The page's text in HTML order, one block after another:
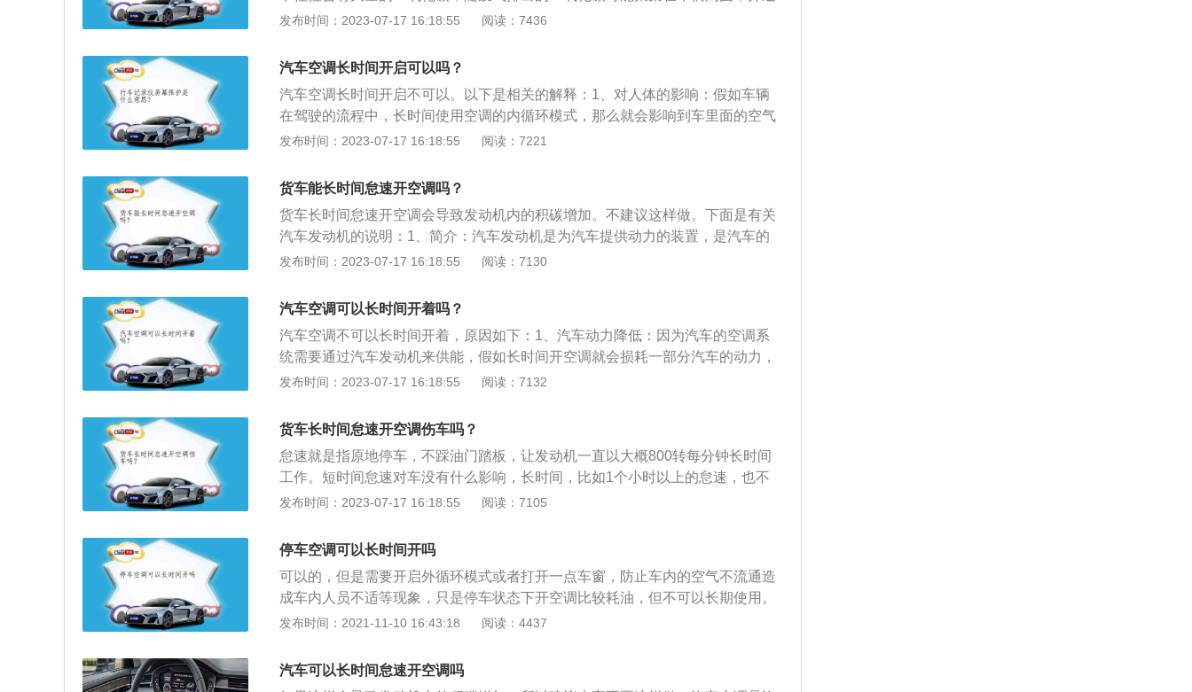
过空调系统进入车内。加上开空调时车窗紧闭，空气不流通，时间长，车内的一
空调：夏季首次使用空调时应先检查一下空调系统，如通过储液罐检查制冷液及
空调滤芯是否过脏、散热器是否有异物等。2、注意空调的清洗：应该做到的空
调滤清器要定期更换，否则空调产生霉味，另外冷凝器也要定时清洗，而且要将
水箱拆下来，清洗才能彻底。
发布时间：2023-07-17 16:18:55 阅读：7436
汽车空调长时间开启可以吗？
汽车空调长时间开启不可以。以下是相关的解释：1、对人体的影响：假如车辆
在驾驶的流程中，长时间使用空调的内循环模式，那么就会影响到车里面的空气
含氧量降低，这个时候车里面的驾乘人员可能会有头晕恶心等症状。理所当然假
度。除此之外，假如空调溫度太低气温太高时冷暖骤变，体质差的人容易感冒。
2、对车辆的影响：虽然空调系统的动力源泉是发动机供给，但空调散热风扇的
工作动力是蓄电池带动，而车辆处于怠速状态，给蓄电池充的电远远跟不上消耗
的电量，长此以往有可能会引起蓄电池亏电，损坏蓄电池的使用寿命。并且长时
间停车怠速开空调，也可能会影响到油耗量、发动机积碳的添加。
发布时间：2023-07-17 16:18:55 阅读：7221
货车能长时间怠速开空调吗？
货车长时间怠速开空调会导致发动机内的积碳增加。不建议这样做。下面是有关
汽车发动机的说明：1、简介：汽车发动机是为汽车提供动力的装置，是汽车的
心脏，决定着汽车的动力性、经济性、稳定性和环保性。2、分类：按进气系统
维修：汽车发动机需要定期做保养。在驾驶经过一些特别潮湿或者粉尘特别大的
地区时，也要对发动机的相关部件做一些检查保养。
发布时间：2023-07-17 16:18:55 阅读：7130
汽车空调可以长时间开着吗？
汽车空调不可以长时间开着，原因如下：1、汽车动力降低：因为汽车的空调系
统需要通过汽车发动机来供能，假如长时间开空调就会损耗一部分汽车的动力，
使汽车在驾驶时有加速乏力或汽车不正常发抖震动的症状。2、一氧化碳中毒：
量下降，使车内人员有头晕、恶心等症状，严重的还可以使人一氧化碳中毒。假
如汽车长时间开空调，最好使用外循环模式，使空气维持新鲜。
发布时间：2023-07-17 16:18:55 阅读：7132
货车长时间怠速开空调伤车吗？
怠速就是指原地停车，不踩油门踏板，让发动机一直以大概800转每分钟长时间
工作。短时间怠速对车没有什么影响，长时间，比如1个小时以上的怠速，也不
是很伤车。但怠速也有以下危害：1、怠速容易烧机油：怠速的时候，节气门开
在进气歧管内部，形成类似积碳的物质，或者叫结焦。长时间低速或怠速，特别
是涡轮增压车型，会发现节气门后面的进气歧管里面会有一滩机油，不过这些机
油一般会在跑高速后会消失。2、怠速容易积碳：怠速的时候，一般混合气会偏
浓一些，所以长时间怠速混合气偏浓，容易使发动机积碳，还有低速行驶走走停
停也是，比如“一脚油门一脚刹车”，一脚油门刚提上速，然后又要刹车，发动机
发布时间：2023-07-17 16:18:55 阅读：7105
停车空调可以长时间开吗
可以的，但是需要开启外循环模式或者打开一点车窗，防止车内的空气不流通造
成车内人员不适等现象，只是停车状态下开空调比较耗油，但不可以长期使用。
汽车的空调系统是对汽车内部空气进行制冷制热换气和空气净化作用的装置，使
空调滤芯，可以过滤空气，将温度保持在一定范围内，保持舒适的乘坐环境，保
障车内人员的舒适感。汽车的空调对于汽车而来，是一个标配配件，所有汽车都
发布时间：2021-11-10 16:43:18 阅读：4437
汽车可以长时间怠速开空调吗